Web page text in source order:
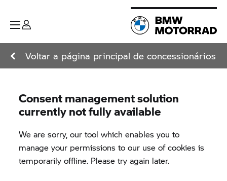
Voltar a página principal de concessionários